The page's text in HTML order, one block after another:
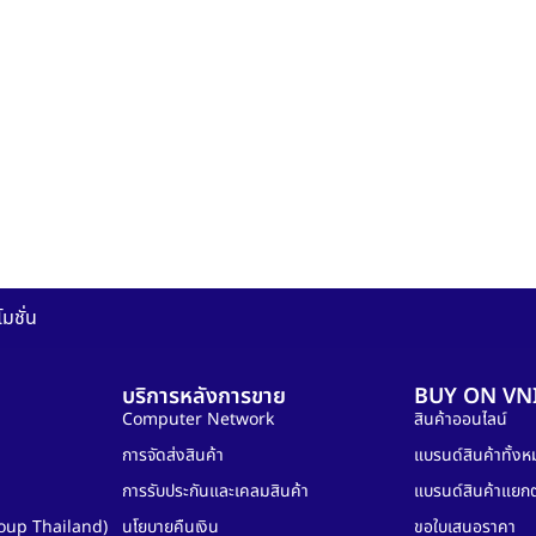
มชั่น
Thailand)
บริการหลังการขาย
Computer Network
การจัดส่งสินค้า
การรับประกันและเคลมสินค้า
นโยบายคืนเงิน
BUY ON
สินค้าออนไลน์
แบรนด์สินค้าทั้ง
แบรนด์สินค้าแย
ขอใบเสนอราคา